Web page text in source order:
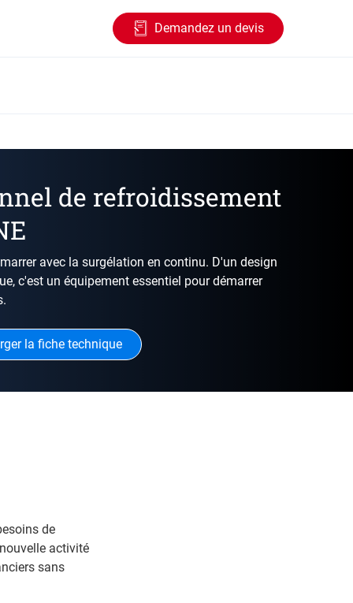
Demandez un devis
de refroidissement
avec la surgélation en continu. D'un design
c'est un équipement essentiel pour démarrer
la fiche technique
de
activité
sans